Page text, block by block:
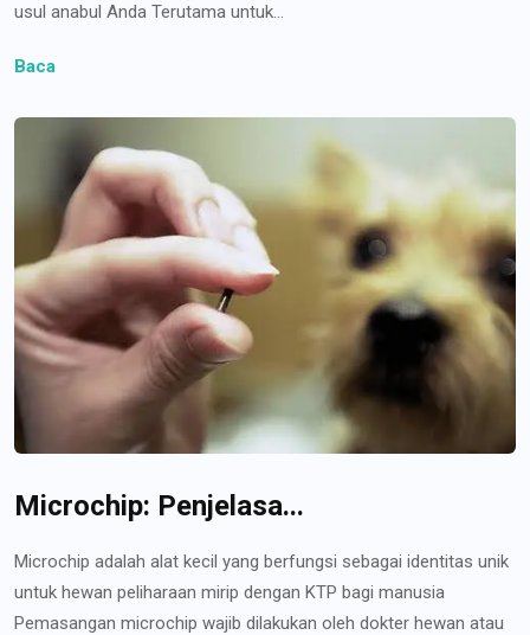
usul anabul Anda Terutama untuk...
Baca
Microchip: Penjelasa...
Microchip adalah alat kecil yang berfungsi sebagai identitas unik
untuk hewan peliharaan mirip dengan KTP bagi manusia
Pemasangan microchip wajib dilakukan oleh dokter hewan atau